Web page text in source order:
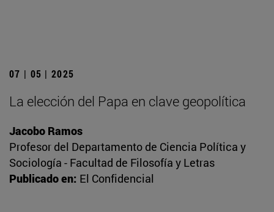
07 | 05 | 2025
La elección del Papa en clave geopolítica
Jacobo Ramos
Profesor del Departamento de Ciencia Política y
Sociología - Facultad de Filosofía y Letras
Publicado en: El Confidencial